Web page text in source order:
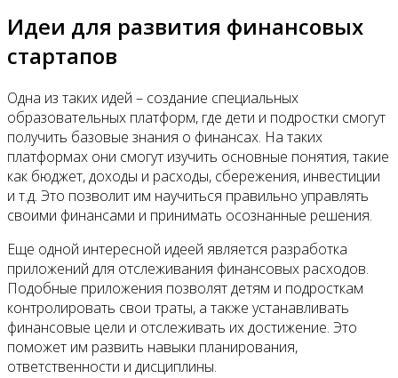
Идеи для развития финансовых
стартапов
Одна из таких идей – создание специальных
образовательных платформ, где дети и подростки смогут
получить базовые знания о финансах. На таких
платформах они смогут изучить основные понятия, такие
как бюджет, доходы и расходы, сбережения, инвестиции
и т.д. Это позволит им научиться правильно управлять
своими финансами и принимать осознанные решения.
Еще одной интересной идеей является разработка
приложений для отслеживания финансовых расходов.
Подобные приложения позволят детям и подросткам
контролировать свои траты, а также устанавливать
финансовые цели и отслеживать их достижение. Это
поможет им развить навыки планирования,
ответственности и дисциплины.